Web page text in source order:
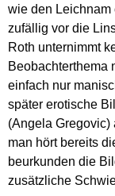
wie den Leichnam
zufällig vor die
Roth unternimmt
Beobachterthema
einfach nur
später erotische
(Angela Gregovic)
man hört bereits
beurkunden die
zusätzliche